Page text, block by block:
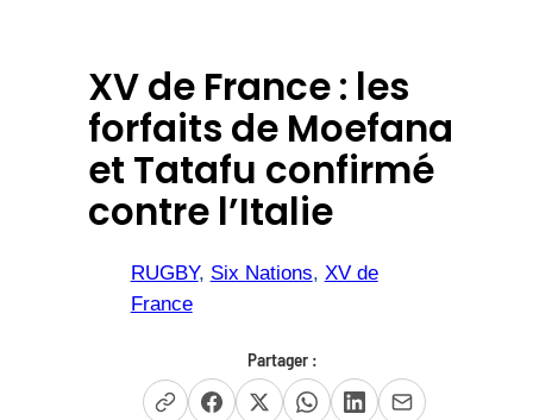
XV de France : les
forfaits de Moefana
et Tatafu confirmé
contre l’Italie
RUGBY, Six Nations, XV de
France
Partager :